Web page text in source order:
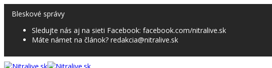
Bleskové správy
Sledujte nás aj na sieti Facebook: facebook.com/nitralive.sk
Máte námet na článok? redakcia@nitralive.sk